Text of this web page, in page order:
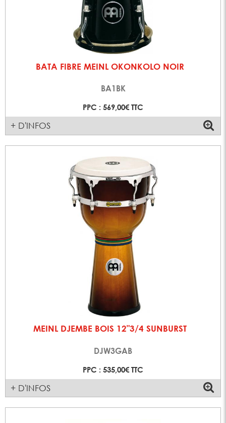
BATA FIBRE MEINL OKONKOLO NOIR
BA1BK
PPC : 569,00€ TTC
+ D'INFOS
MEINL DJEMBE BOIS 12"3/4 SUNBURST
DJW3GAB
PPC : 535,00€ TTC
+ D'INFOS